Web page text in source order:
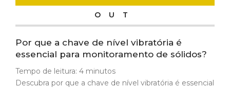
OUT
Por que a chave de nível vibratória é
essencial para monitoramento de sólidos?
Tempo de leitura: 4 minutos
Descubra por que a chave de nível vibratória é essencial